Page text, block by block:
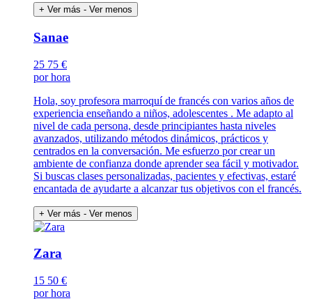
+ Ver más - Ver menos
Sanae
25 75 €
por hora
Hola, soy profesora marroquí de francés con varios años de
experiencia enseñando a niños, adolescentes . Me adapto al
nivel de cada persona, desde principiantes hasta niveles
avanzados, utilizando métodos dinámicos, prácticos y
centrados en la conversación. Me esfuerzo por crear un
ambiente de confianza donde aprender sea fácil y motivador.
Si buscas clases personalizadas, pacientes y efectivas, estaré
encantada de ayudarte a alcanzar tus objetivos con el francés.
+ Ver más - Ver menos
Zara
15 50 €
por hora